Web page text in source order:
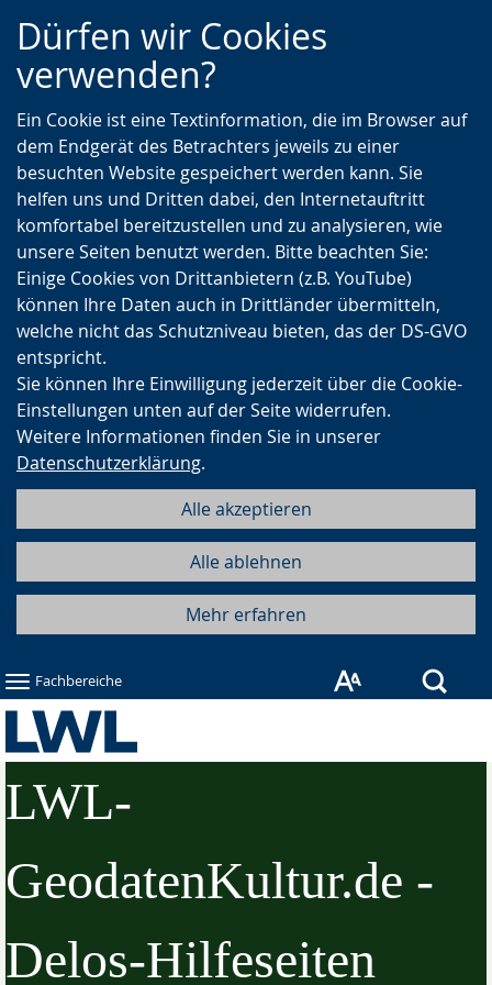
Zur
Hauptnavigation
Zur
Seitennavigation
Zum
Inhalt
Dürfen wir Cookies
verwenden?
Ein Cookie ist eine Textinformation, die im Browser auf
dem Endgerät des Betrachters jeweils zu einer
besuchten Website gespeichert werden kann. Sie
helfen uns und Dritten dabei, den Internetauftritt
komfortabel bereitzustellen und zu analysieren, wie
unsere Seiten benutzt werden. Bitte beachten Sie:
Einige Cookies von Drittanbietern (z.B. YouTube)
können Ihre Daten auch in Drittländer übermitteln,
welche nicht das Schutzniveau bieten, das der DS-GVO
entspricht.
Sie können Ihre Einwilligung jederzeit über die Cookie-
Einstellungen unten auf der Seite widerrufen.
Weitere Informationen finden Sie in unserer
Datenschutzerklärung.
Alle akzeptieren
Alle ablehnen
Mehr erfahren
Fachbereiche
LWL-
GeodatenKultur.de -
Delos-Hilfeseiten